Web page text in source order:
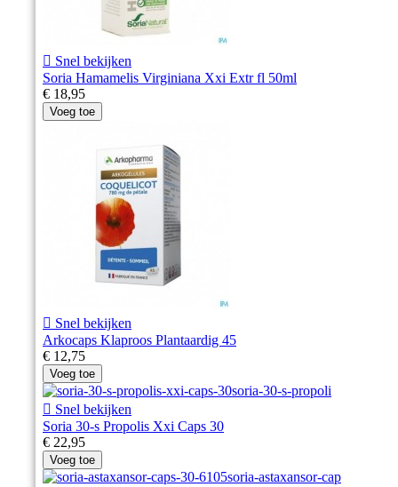
 Snel bekijken
Soria Hamamelis Virginiana Xxi Extr fl 50ml
€ 18,95
Voeg toe
 Snel bekijken
Arkocaps Klaproos Plantaardig 45
€ 12,75
Voeg toe
 Snel bekijken
Soria 30-s Propolis Xxi Caps 30
€ 22,95
Voeg toe